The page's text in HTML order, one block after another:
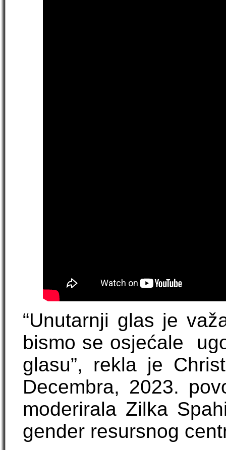
“Unutarnji glas je
bismo se osjećale
glasu”, rekla je
Decembra, 2023.
moderirala Zilka
gender resursnog